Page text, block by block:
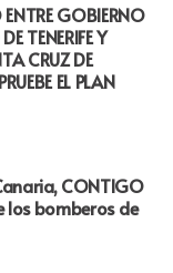
ENTRE GOBIERNO
TENERIFE Y
CRUZ DE
EL PLAN
CONTIGO
los bomberos de